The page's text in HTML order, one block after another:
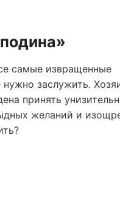
самые извращенные
заслужить.
принять
желаний и